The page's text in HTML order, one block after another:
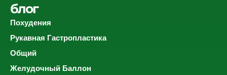
блог
Похудения
Рукавная Гастропластика
Общий
Желудочный Баллон